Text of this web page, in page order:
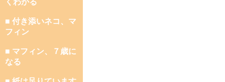
くわかる
■ 付き添いネコ、マ
フィン
■ マフィン、７歳に
なる